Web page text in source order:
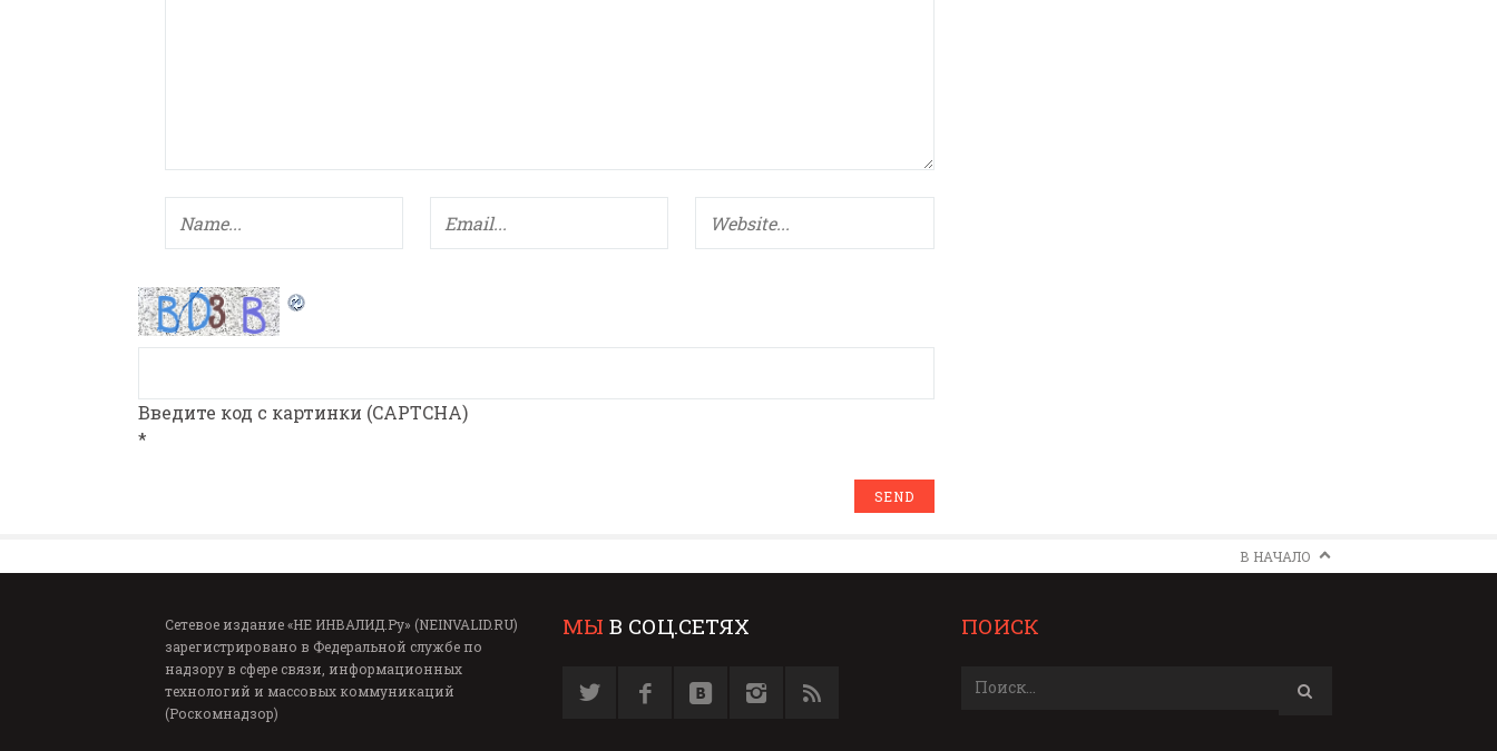
Введите код с картинки (CAPTCHA)
*
В НАЧАЛО
Сетевое издание «НЕ ИНВАЛИД.Ру» (NEINVALID.RU)
зарегистрировано в Федеральной службе по
надзору в сфере связи, информационных
технологий и массовых коммуникаций
(Роскомнадзор)
МЫ В СОЦ.СЕТЯХ ПОИСК